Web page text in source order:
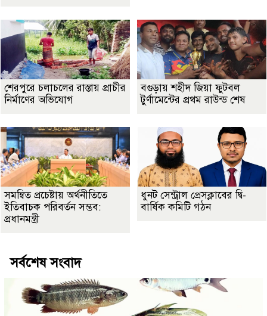
শেরপুরে চলাচলের রাস্তায় প্রাচীর
নির্মাণের অভিযোগ
বগুড়ায় শহীদ জিয়া ফুটবল
টুর্ণামেন্টের প্রথম রাউন্ড শেষ
সমন্বিত প্রচেষ্টায় অর্থনীতিতে
ইতিবাচক পরিবর্তন সম্ভব:
প্রধানমন্ত্রী
ধুনট সেন্ট্রাল প্রেসক্লাবের দ্বি-
বার্ষিক কমিটি গঠন
সর্বশেষ সংবাদ